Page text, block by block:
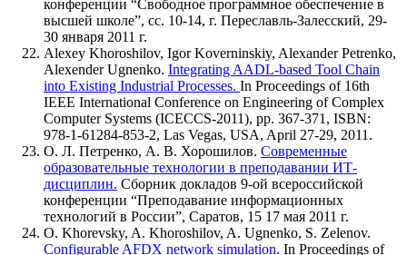
конференции “Свободное программное обеспечение в
высшей школе”, сс. 10-14, г. Переславль-Залесский, 29-
30 января 2011 г.
Alexey Khoroshilov, Igor Koverninskiy, Alexander Petrenko,
Alexender Ugnenko. Integrating AADL-based Tool Chain
into Existing Industrial Processes. In Proceedings of 16th
IEEE International Conference on Engineering of Complex
Computer Systems (ICECCS-2011), pp. 367-371, ISBN:
978-1-61284-853-2, Las Vegas, USA, April 27-29, 2011.
О. Л. Петренко, А. В. Хорошилов. Современные
образовательные технологии в преподавании ИТ-
дисциплин. Сборник докладов 9-ой всероссийской
конференции “Преподавание информационных
технологий в России”, Саратов, 15 17 мая 2011 г.
O. Khorevsky, A. Khoroshilov, A. Ugnenko, S. Zelenov.
Configurable AFDX network simulation. In Proceedings of